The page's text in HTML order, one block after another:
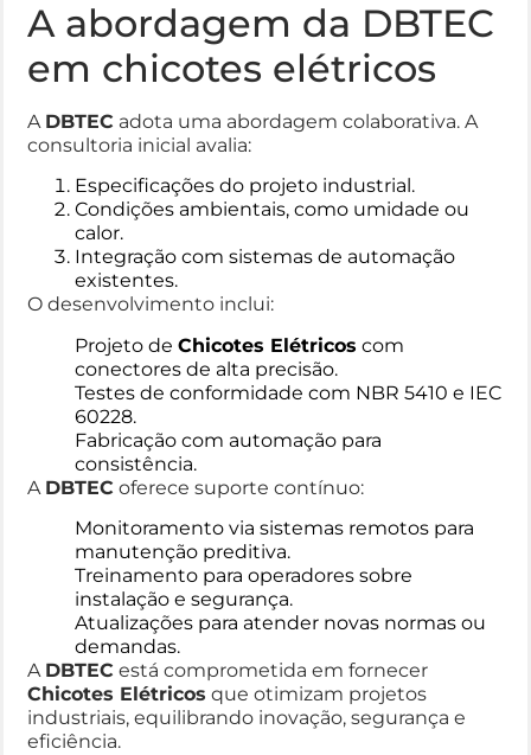
A abordagem da DBTEC
em chicotes elétricos
A DBTEC adota uma abordagem colaborativa. A
consultoria inicial avalia:
Especificações do projeto industrial.
Condições ambientais, como umidade ou
calor.
Integração com sistemas de automação
existentes.
O desenvolvimento inclui:
Projeto de Chicotes Elétricos com
conectores de alta precisão.
Testes de conformidade com NBR 5410 e IEC
60228.
Fabricação com automação para
consistência.
A DBTEC oferece suporte contínuo:
Monitoramento via sistemas remotos para
manutenção preditiva.
Treinamento para operadores sobre
instalação e segurança.
Atualizações para atender novas normas ou
demandas.
A DBTEC está comprometida em fornecer
Chicotes Elétricos que otimizam projetos
industriais, equilibrando inovação, segurança e
eficiência.